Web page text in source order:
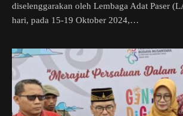
diselenggarakan oleh Lembaga Adat Paser
hari, pada 15-19 Oktober 2024,…